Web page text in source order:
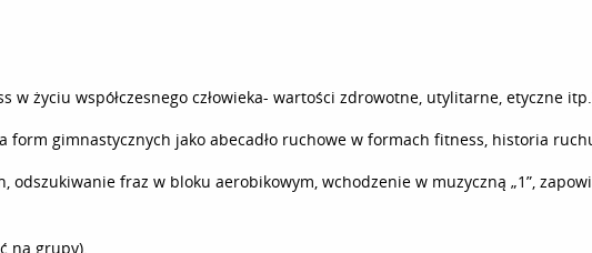
życiu współczesnego człowieka- wartości zdrowotne, utylitarne, etyczne
gimnastycznych jako abecadło ruchowe w formach fitness, historia
fraz w bloku aerobikowym, wchodzenie w muzyczną „1”,
na grupy).